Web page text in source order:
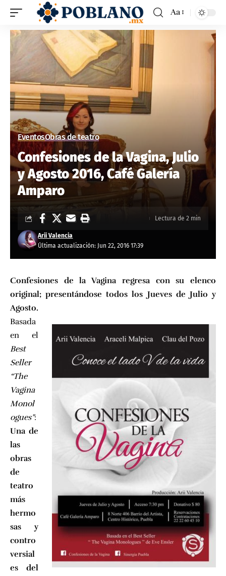
Aa
EventosObras de teatro
Confesiones de la Vagina, Julio
y Agosto 2016, Café Galería
Amparo
Última actualización: Jun 22, 2016 17:39
Arii Valencia
Lectura de 2 min
Confesiones de la Vagina regresa con su elenco
original; presentándose todos los Jueves de Julio y
Agosto.
Basada
en el
Best
Seller
“The
Vagina
Monol
ogues”:
Una de
las
obras
de
teatro
más
hermo
sas y
contro
versial
es del